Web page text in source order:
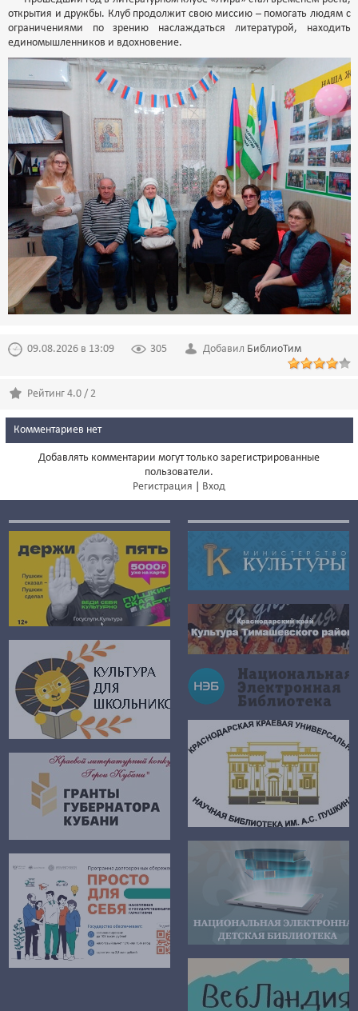
открытия и дружбы. Клуб продолжит свою миссию – помогать людям с
ограничениями по зрению наслаждаться литературой, находить
единомышленников и вдохновение.
09.08.2026 в 13:09 305 Добавил БиблиоТим
Рейтинг 4.0 / 2
Комментариев нет
Добавлять комментарии могут только зарегистрированные
пользователи.
Регистрация
Вход